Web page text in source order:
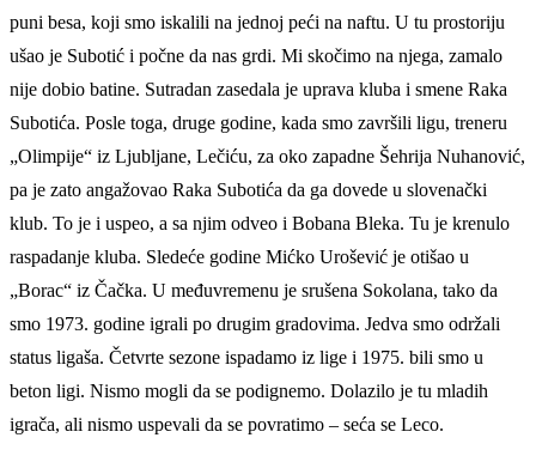
puni besa, koji smo iskalili na jednoj peći na naftu. U tu prostoriju
ušao je Subotić i počne da nas grdi. Mi skočimo na njega, zamalo
nije dobio batine. Sutradan zasedala je uprava kluba i smene Raka
Subotića. Posle toga, druge godine, kada smo završili ligu, treneru
„Olimpije“ iz Ljubljane, Lečiću, za oko zapadne Šehrija Nuhanović,
pa je zato angažovao Raka Subotića da ga dovede u slovenački
klub. To je i uspeo, a sa njim odveo i Bobana Bleka. Tu je krenulo
raspadanje kluba. Sledeće godine Mićko Urošević je otišao u
„Borac“ iz Čačka. U međuvremenu je srušena Sokolana, tako da
smo 1973. godine igrali po drugim gradovima. Jedva smo održali
status ligaša. Četvrte sezone ispadamo iz lige i 1975. bili smo u
beton ligi. Nismo mogli da se podignemo. Dolazilo je tu mladih
igrača, ali nismo uspevali da se povratimo – seća se Leco.